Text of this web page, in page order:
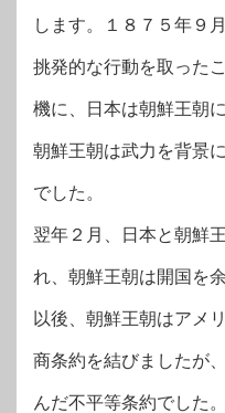
します。１８７５年９
挑発的な行動を取った
機に、日本は朝鮮王朝
朝鮮王朝は武力を背景
でした。
翌年２月、日本と朝鮮
れ、朝鮮王朝は開国を
以後、朝鮮王朝はアメ
商条約を結びましたが
んだ不平等条約でした